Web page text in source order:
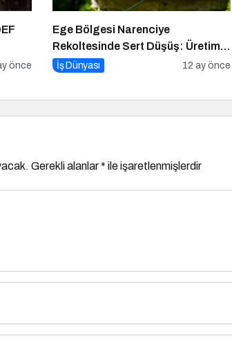
önce
Ege Bölgesi Narenciye
Rekoltesinde Sert Düşüş: Üretim
Yüzde 34 Azaldı
İş Dünyası 12 ay önce
Gerekli alanlar* ile işaretlenmişlerdir